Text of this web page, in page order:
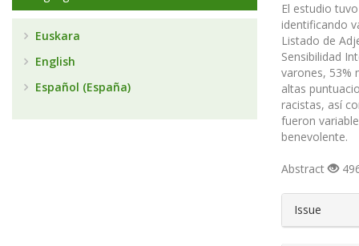
El estudio
identificando
Listado de
Sensibilidad
varones, 53%
altas
racistas, así
fueron
benevolente.
Abstract
Issue
Euskara
English
Español (España)